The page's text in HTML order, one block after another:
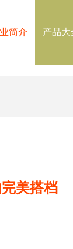
简介 产品大
美搭档